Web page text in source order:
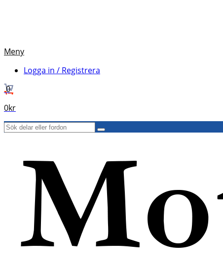
Meny
Logga in / Registrera
0
0kr